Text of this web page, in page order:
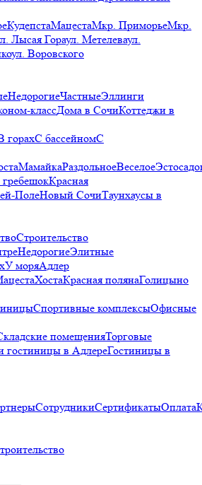
КудепстаМацестаМкр. ПриморьеМкр.
Лысая Гораул. Метелеваул.
ул. Воровского
НедорогиеЧастныеЭллинги
классДома в СочиКоттеджи в
горахС бассейномС
МамайкаРаздольноеВеселое
гребешокКрасная
ПолеНовый СочиТаунхаусы в
Строительство
НедорогиеЭлитные
У моряАдлер
ХостаКрасная полянаГолицыно
Спортивные комплексыОфисные
помещенияТорговые
гостиницы в АдлереГостиницы в
СотрудникиСертификатыОплата